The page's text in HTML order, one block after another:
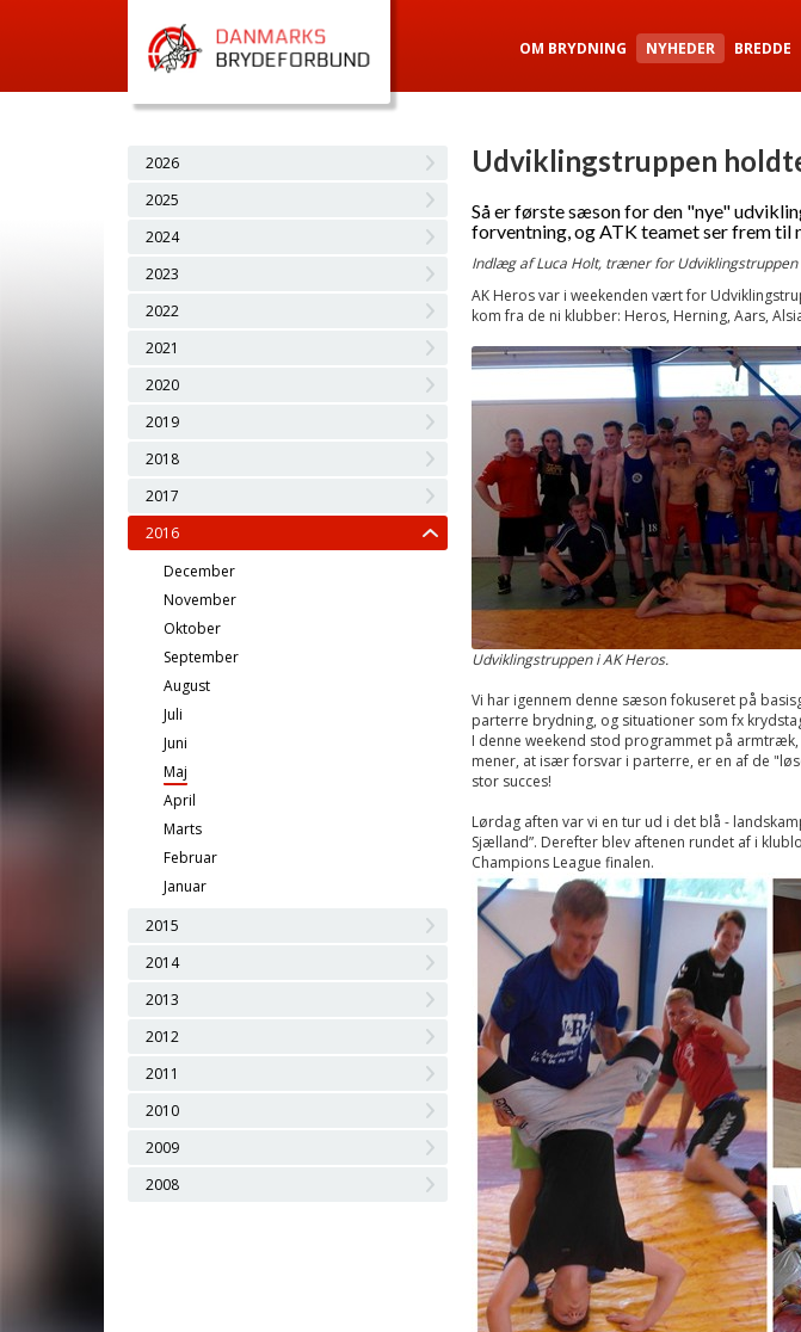
OM BRYDNING NYHEDER BREDDE
2026
2025
2024
2023
2022
2021
2020
2019
2018
2017
2016
December
November
Oktober
September
August
Juli
Juni
Maj
April
Marts
Februar
Januar
2015
2014
2013
2012
2011
2010
2009
2008
Udviklingstruppen
Så er første sæson for den "nye"
forventning, og ATK teamet ser frem
Indlæg af Luca Holt, træner for Udviklingstruppen
AK Heros var i weekenden vært for
kom fra de ni klubber: Heros, Herning, Aars,
Udviklingstruppen i AK Heros.
Vi har igennem denne sæson fokuseret på
parterre brydning, og situationer som fx
I denne weekend stod programmet på
mener, at især forsvar i parterre, er en af de
stor succes!
Lørdag aften var vi en tur ud i det blå -
Sjælland”. Derefter blev aftenen rundet af i
Champions League finalen.